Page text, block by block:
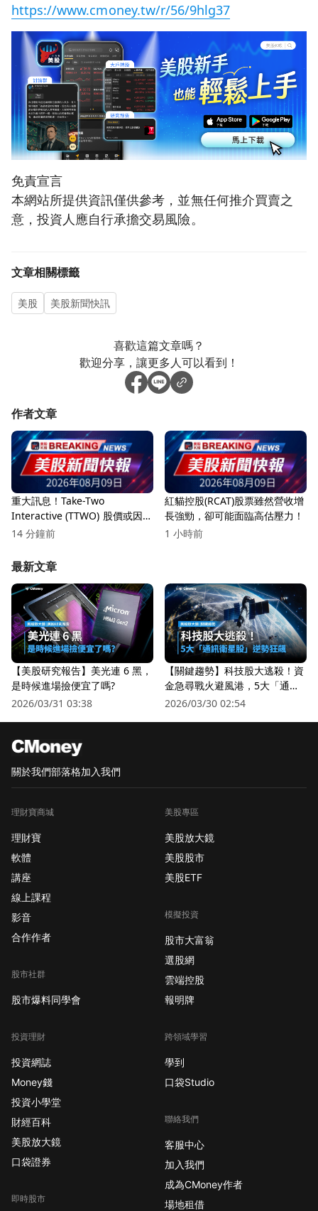
https://www.cmoney.tw/r/56/9hlg37
免責宣言
本網站所提供資訊僅供參考，並無任何推介買賣之
意，投資人應自行承擔交易風險。
文章相關標籤
美股 美股新聞快訊
喜歡這篇文章嗎？
歡迎分享，讓更多人可以看到！
作者文章
重大訊息！Take-Two
Interactive (TTWO) 股價或因
GTA VI發布確認而過度膨脹
14 分鐘前
紅貓控股(RCAT)股票雖然營收增
長強勁，卻可能面臨高估壓力！
1 小時前
最新文章
【美股研究報告】美光連 6 黑，
是時候進場撿便宜了嗎?
2026/03/31 03:38
【關鍵趨勢】科技股大逃殺！資
金急尋戰火避風港，5大「通訊
衛星股」逆勢狂飆
2026/03/30 02:54
關於我們部落格加入我們
理財寶商城
理財寶
軟體
講座
線上課程
影音
合作作者
股市社群
股市爆料同學會
投資理財
投資網誌
Money錢
投資小學堂
財經百科
美股放大鏡
口袋證券
即時股市
美股專區
美股放大鏡
美股股市
美股ETF
模擬投資
股市大富翁
選股網
雲端控股
報明牌
跨領域學習
學到
口袋Studio
聯絡我們
客服中心
加入我們
成為CMoney作者
場地租借